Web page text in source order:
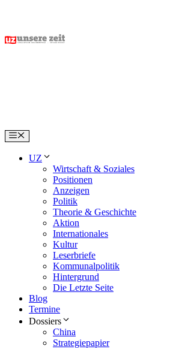
content
Menu
UZ
Wirtschaft & Soziales
Positionen
Anzeigen
Politik
Theorie & Geschichte
Aktion
Internationales
Kultur
Leserbriefe
Kommunalpolitik
Hintergrund
Die Letzte Seite
Blog
Termine
Dossiers
China
Strategiepapier